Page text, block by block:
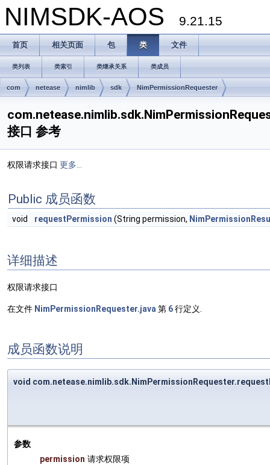
NIMSDK-AOS 9.21.15
首页 相关页面 包 类 文件
类列表 类索引 类继承关系 类成员
com netease nimlib sdk NimPermissionRequester
接口 参考
权限请求接口 更多...
Public 成员函数
void requestPermission (String permission,
详细描述
权限请求接口
在文件 NimPermissionRequester.java 第 6行定义.
成员函数说明
void
参数
permission 请求权限项